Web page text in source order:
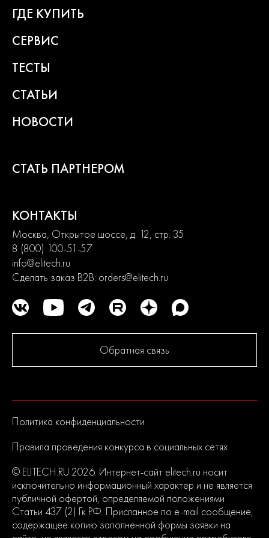
ГДЕ КУПИТЬ
СЕРВИС
ТЕСТЫ
СТАТЬИ
НОВОСТИ
СТАТЬ ПАРТНЕРОМ
КОНТАКТЫ
Москва, Открытое шоссе, д. 12, стр. 35
8 (800) 100-51-57
info@elitech.ru
Сделать заказ B2B: orders@elitech.ru
Обратная связь
Политика конфиденциальности
Правила проведения конкурса в социальных сетях
© ELITECH.RU 2026. Интернет-сайт elitech.ru носит
исключительно информационный характер и не является
публичной офертой, определяемой положениями
Статьи 437 (2) Гк РФ. Присланное по e-mail сообщение,
содержащее копию заполненной формы заявки на